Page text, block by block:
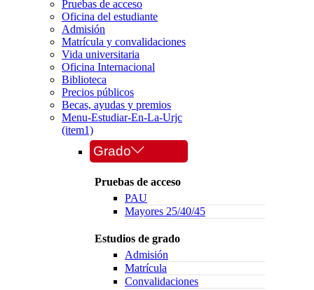
Pruebas de acceso
Oficina del estudiante
Admisión
Matrícula y convalidaciones
Vida universitaria
Oficina Internacional
Biblioteca
Precios públicos
Becas, ayudas y premios
Menu-Estudiar-En-La-Urjc
(item1)
Grado
Pruebas de acceso
PAU
Mayores 25/40/45
Estudios de grado
Admisión
Matrícula
Convalidaciones